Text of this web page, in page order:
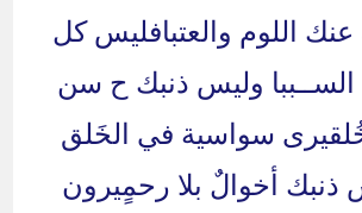
اللوم والعتبافليس كل
وليس ذنبك ح سن
سواسية في الخَلق
ذنبك أخوالٌ بلا رحمٍيرون